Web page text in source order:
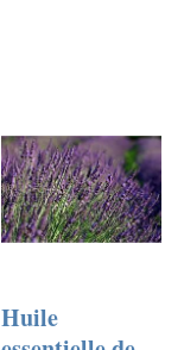
Huile